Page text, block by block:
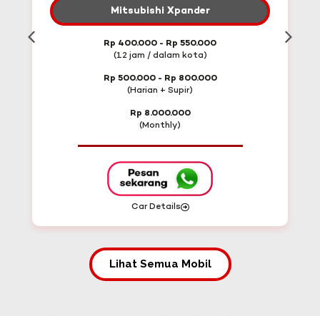
Mitsubishi Xpander
Rp 400.000 - Rp 550.000
(12 jam / dalam kota)
Rp 500.000 - Rp 800.000
(Harian + Supir)
Rp 8.000.000
(Monthly)
Car Details
Lihat Semua Mobil